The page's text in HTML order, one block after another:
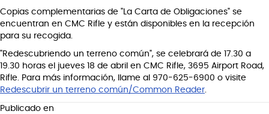
Copias complementarias de "La Carta de Obligaciones" se
encuentran en CMC Rifle y están disponibles en la recepción
para su recogida.
"Redescubriendo un terreno común", se celebrará de 17.30 a
19.30 horas el jueves 18 de abril en CMC Rifle, 3695 Airport Road,
Rifle. Para más información, llame al 970-625-6900 o visite
Redescubrir un terreno común/Common Reader.
Publicado en